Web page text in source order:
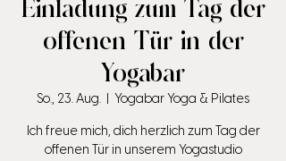
Einladung zum Tag der
offenen Tür in der
Yogabar
So., 23. Aug. Yogabar Yoga & Pilates
Ich freue mich, dich herzlich zum Tag der
offenen Tür in unserem Yogastudio